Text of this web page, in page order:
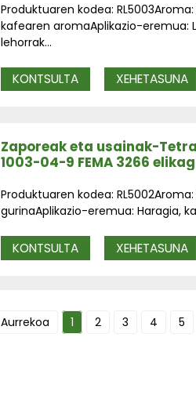
Produktuaren kodea:
kafearen aromaAplikazio-eremua:
lehorrak...
KONTSULTA XEHETASUNA
Zaporeak eta usainak-
1003-04-9 FEMA 3266
Produktuaren kodea:
gurinaAplikazio-eremua: Haragia,
KONTSULTA XEHETASUNA
Aurrekoa 1 2 3 4 5